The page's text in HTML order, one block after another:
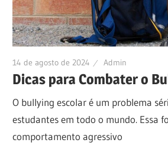
14 de agosto de 2024 Admin
Dicas para Combater o
O bullying escolar é um problema
estudantes em todo o mundo. Essa
comportamento agressivo